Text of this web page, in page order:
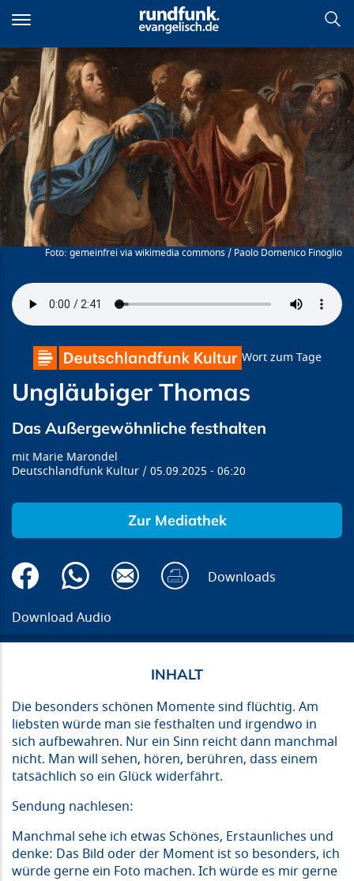
zum
Inhalt
Ungläubiger Thomas
gemeinfrei via wikimedia commons / Paolo Domenico Finoglio
Wort zum Tage
Ungläubiger Thomas
Das Außergewöhnliche festhalten
Marie Marondel
Deutschlandfunk Kultur
05.09.2025 06:20
Zur Mediathek
Downloads
Download Audio
Die besonders schönen Momente sind flüchtig. Am
liebsten würde man sie festhalten und irgendwo in
sich aufbewahren. Nur ein Sinn reicht dann manchmal
nicht. Man will sehen, hören, berühren, dass einem
tatsächlich so ein Glück widerfährt.
Sendung nachlesen:
Manchmal sehe ich etwas Schönes, Erstaunliches und
denke: Das Bild oder der Moment ist so besonders, ich
würde gerne ein Foto machen. Ich würde es mir gerne